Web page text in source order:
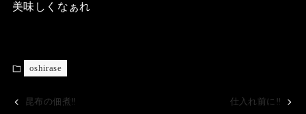
美味しくなぁれ
oshirase
昆布の佃煮‼️ 仕入れ前に‼️